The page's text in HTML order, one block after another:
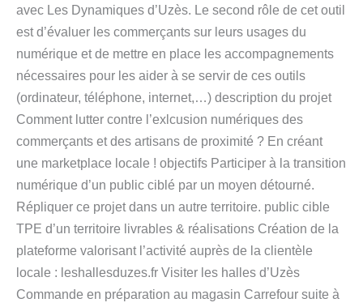
avec Les Dynamiques d’Uzès. Le second rôle de cet outil
est d’évaluer les commerçants sur leurs usages du
numérique et de mettre en place les accompagnements
nécessaires pour les aider à se servir de ces outils
(ordinateur, téléphone, internet,…) description du projet
Comment lutter contre l’exlcusion numériques des
commerçants et des artisans de proximité ? En créant
une marketplace locale ! objectifs Participer à la transition
numérique d’un public ciblé par un moyen détourné.
Répliquer ce projet dans un autre territoire. public cible
TPE d’un territoire livrables & réalisations Création de la
plateforme valorisant l’activité auprès de la clientèle
locale : leshallesduzes.fr Visiter les halles d’Uzès
Commande en préparation au magasin Carrefour suite à